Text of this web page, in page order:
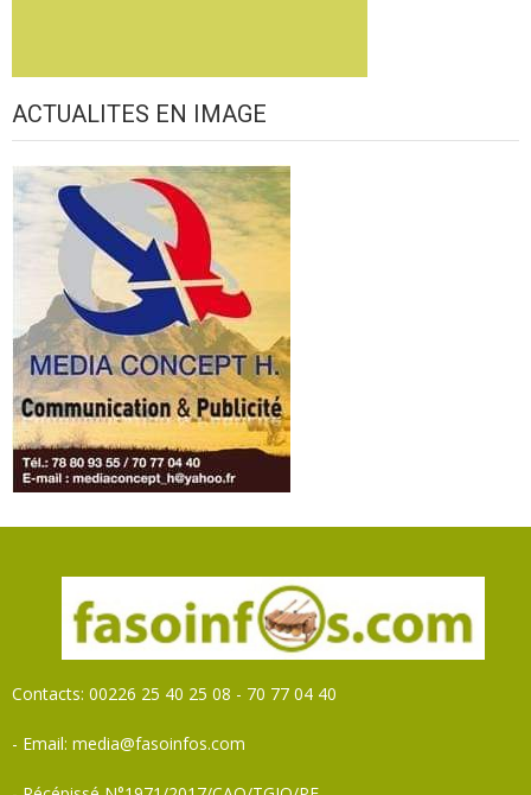
ACTUALITES EN IMAGE
Contacts: 00226 25 40 25 08 - 70 77 04 40
- Email: media@fasoinfos.com